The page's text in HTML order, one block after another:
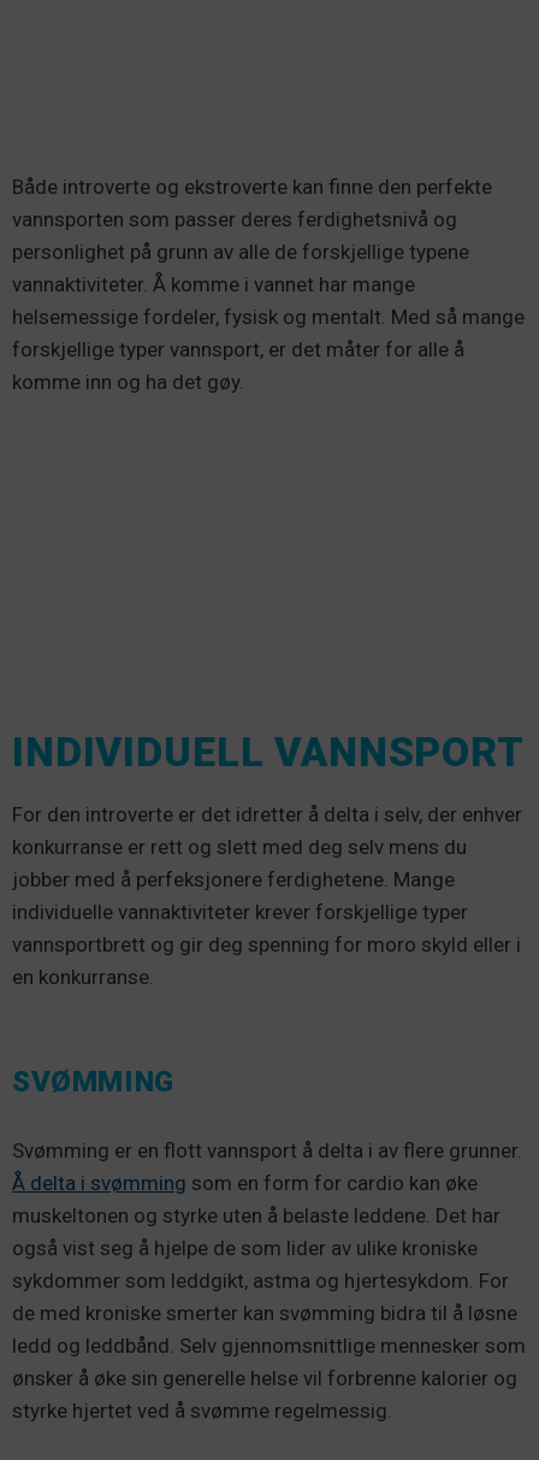
Både introverte og ekstroverte kan finne den perfekte
vannsporten som passer deres ferdighetsnivå og
personlighet på grunn av alle de forskjellige typene
vannaktiviteter. Å komme i vannet har mange
helsemessige fordeler, fysisk og mentalt. Med så mange
forskjellige typer vannsport, er det måter for alle å
komme inn og ha det gøy.
INDIVIDUELL VANNSPORT
For den introverte er det idretter å delta i selv, der enhver
konkurranse er rett og slett med deg selv mens du
jobber med å perfeksjonere ferdighetene. Mange
individuelle vannaktiviteter krever forskjellige typer
vannsportbrett og gir deg spenning for moro skyld eller i
en konkurranse.
SVØMMING
Svømming er en flott vannsport å delta i av flere grunner.
Å delta i svømming som en form for cardio kan øke
muskeltonen og styrke uten å belaste leddene. Det har
også vist seg å hjelpe de som lider av ulike kroniske
sykdommer som leddgikt, astma og hjertesykdom. For
de med kroniske smerter kan svømming bidra til å løsne
ledd og leddbånd. Selv gjennomsnittlige mennesker som
ønsker å øke sin generelle helse vil forbrenne kalorier og
styrke hjertet ved å svømme regelmessig.